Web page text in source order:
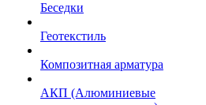
Беседки
Геотекстиль
Композитная арматура
АКП (Алюминиевые